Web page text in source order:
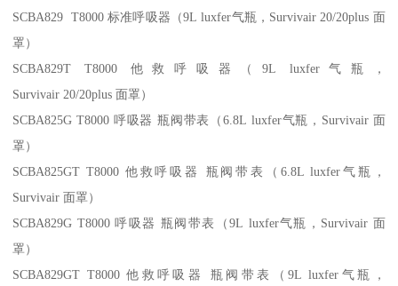
SCBA829 T8000 标准呼吸器（9L luxfer气瓶，Survivair 20/20plus 面
罩）
SCBA829T T8000 他救呼吸器（9L luxfer气瓶，
Survivair 20/20plus 面罩）
SCBA825G T8000 呼吸器 瓶阀带表（6.8L luxfer气瓶，Survivair 面
罩）
SCBA825GT T8000 他救呼吸器 瓶阀带表（6.8L luxfer气瓶，
Survivair 面罩）
SCBA829G T8000 呼吸器 瓶阀带表（9L luxfer气瓶，Survivair 面
罩）
SCBA829GT T8000 他救呼吸器 瓶阀带表（9L luxfer气瓶，